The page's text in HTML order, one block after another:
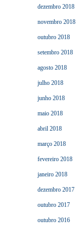
dezembro 2018
novembro 2018
outubro 2018
setembro 2018
agosto 2018
julho 2018
junho 2018
maio 2018
abril 2018
março 2018
fevereiro 2018
janeiro 2018
dezembro 2017
outubro 2017
outubro 2016